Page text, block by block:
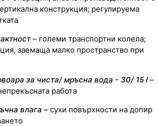
конструкция; регулируема
– големи транспортни колела;
заемаща малко пространство при
за чиста/ мръсна вода -30/ 15 l –
работа
влага – сухи повърхности на допир